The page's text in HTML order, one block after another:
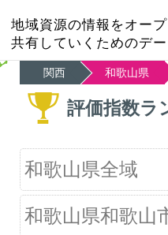
地域資源の情報をオー
共有していくためのデ
関西 和歌山県
評価指数ラ
和歌山県全域
和歌山県和歌山